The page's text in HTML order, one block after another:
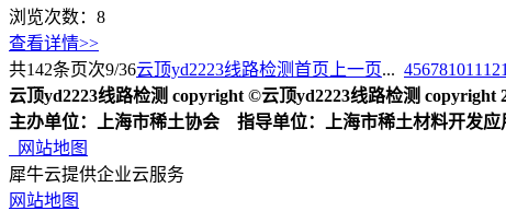
浏览次数： 8
查看详情>>
共142条页次9/36云顶yd2223线路检测首页 上一页... 456781011 12
云顶yd2223线路检测 copyright ©云顶yd2223线路检测 copyright
主办单位：上海市稀土协会 指导单位：上海市稀土材料开发
网站地图
犀牛云提供企业云服务
网站地图